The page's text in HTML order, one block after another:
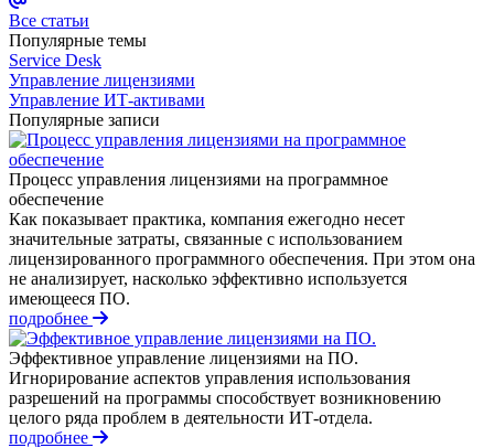
Все статьи
Популярные темы
Service Desk
Управление лицензиями
Управление ИТ-активами
Популярные записи
Процесс управления лицензиями на программное
обеспечение
Как показывает практика, компания ежегодно несет
значительные затраты, связанные с использованием
лицензированного программного обеспечения. При этом она
не анализирует, насколько эффективно используется
имеющееся ПО.
подробнее
Эффективное управление лицензиями на ПО.
Игнорирование аспектов управления использования
разрешений на программы способствует возникновению
целого ряда проблем в деятельности ИТ-отдела.
подробнее